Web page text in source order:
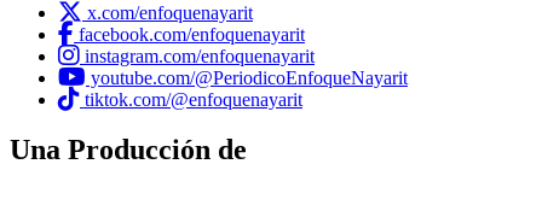
x.com/enfoquenayarit
facebook.com/enfoquenayarit
instagram.com/enfoquenayarit
youtube.com/@PeriodicoEnfoqueNayarit
tiktok.com/@enfoquenayarit
Una Producción de